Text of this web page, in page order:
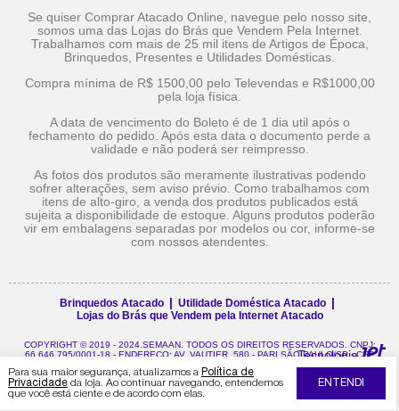
Para sua maior segurança, atualizamos a Política de
Privacidade da loja. Ao continuar navegando, entendemos
que você está ciente e de acordo com elas.
ENTENDI
Se quiser Comprar Atacado Online, navegue pelo nosso site,
somos uma das Lojas do Brás que Vendem Pela Internet.
Trabalhamos com mais de 25 mil itens de Artigos de Época,
Brinquedos, Presentes e Utilidades Domésticas.
Compra mínima de R$ 1500,00 pelo Televendas e R$1000,00
pela loja física.
A data de vencimento do Boleto é de 1 dia util após o
fechamento do pedido. Após esta data o documento perde a
validade e não poderá ser reimpresso.
As fotos dos produtos são meramente ilustrativas podendo
sofrer alterações, sem aviso prévio. Como trabalhamos com
itens de alto-giro, a venda dos produtos publicados está
sujeita a disponibilidade de estoque. Alguns produtos poderão
vir em embalagens separadas por modelos ou cor, informe-se
com nossos atendentes.
Brinquedos Atacado
Utilidade Doméstica Atacado
Lojas do Brás que Vendem pela Internet Atacado
COPYRIGHT © 2019 - 2024.SEMAAN. TODOS OS DIREITOS RESERVADOS. CNPJ:
66.646.795/0001-18 - ENDEREÇO: AV. VAUTIER, 580 - PARI SÃO PAULO/SP - CEP
Tecnologia